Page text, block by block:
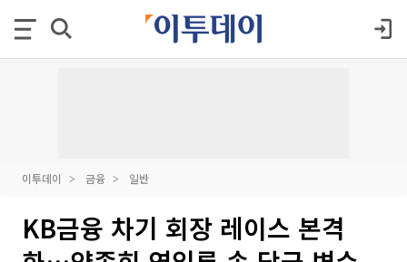
이투데이 금융 일반
KB금융 차기 회장 레이스 본격